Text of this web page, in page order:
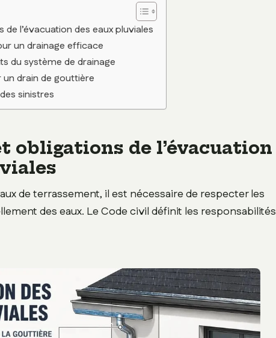
l’évacuation des eaux pluviales
un drainage efficace
du système de drainage
un drain de gouttière
sinistres
obligations de l’évacuation
de terrassement, il est nécessaire de respecter les
des eaux. Le Code civil définit les responsabilités